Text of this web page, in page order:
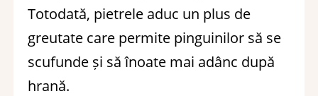
Totodată, pietrele aduc un plus de
greutate care permite pinguinilor să se
scufunde și să înoate mai adânc după
hrană.